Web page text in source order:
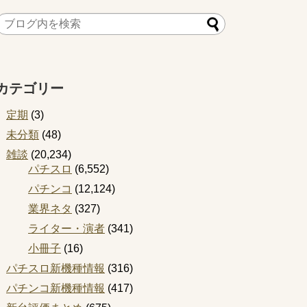
テゴリー
定期 (3)
未分類 (48)
雑談 (20,234)
パチスロ (6,552)
パチンコ (12,124)
業界ネタ (327)
ライター・演者 (341)
小冊子 (16)
パチスロ新機種情報 (316)
パチンコ新機種情報 (417)